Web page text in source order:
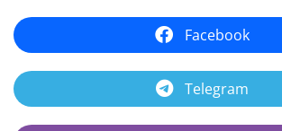
Facebook
Telegram